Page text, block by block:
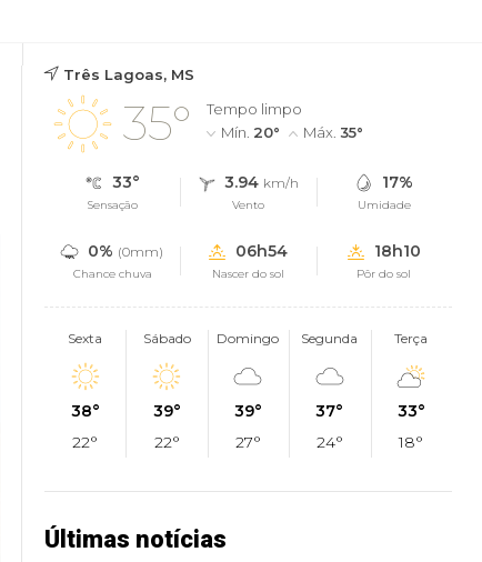
Três Lagoas, MS
35°
Tempo limpo
Mín. 20° Máx. 35°
33°
Sensação
3.94 km/h
Vento
17%
Umidade
0% (0mm)
Chance chuva
06h54
Nascer do sol
18h10
Pôr do sol
Sexta
38°
22°
Sábado
39°
22°
Domingo
39°
27°
Segunda
37°
24°
Terça
33°
18°
Últimas notícias